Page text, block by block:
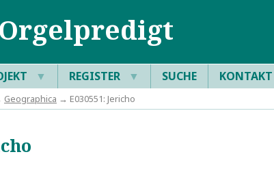
Orgelpredigt
▼ REGISTER ▼ SUCHE KONTAKT
Geographica → E030551: Jericho